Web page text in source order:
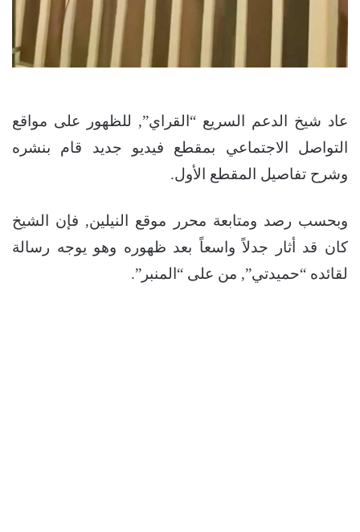
عاد شيخ الدعم السريع “القراي”, للظهور على مواقع
التواصل الاجتماعي بمقطع فيديو جديد قام بنشره
وشرح تفاصيل المقطع الأول.
وبحسب رصد ومتابعة محرر موقع النيلين, فإن الشيخ
كان قد أثار جدلاً واسعاً بعد ظهوره وهو يوجه رسالة
لقائده “حميدتي”, من على “المنبر”.